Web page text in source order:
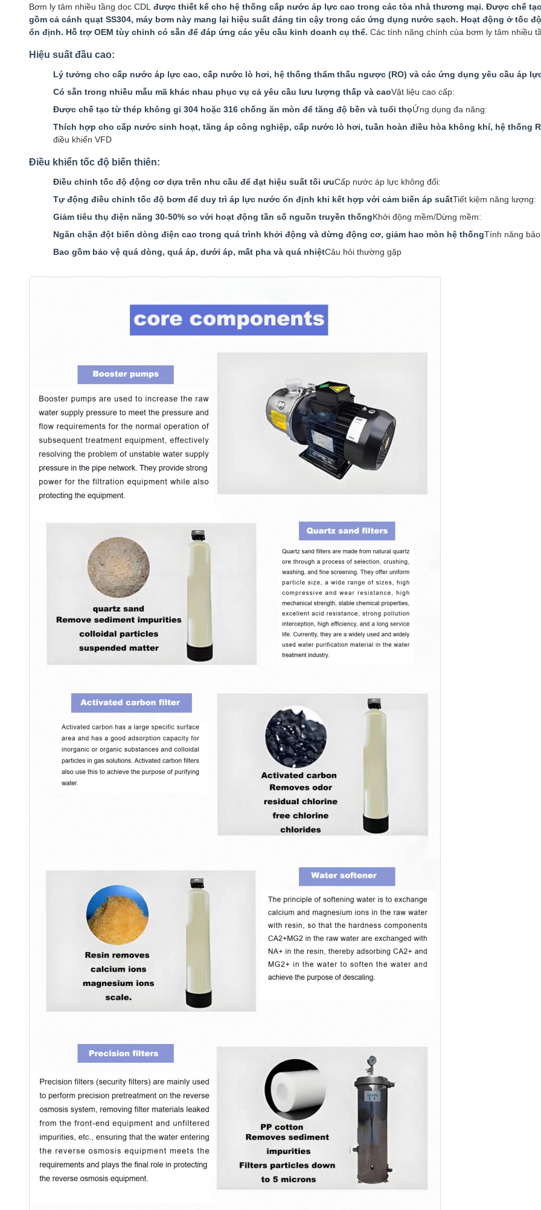
Bơm ly tâm nhiều tầng dọc CDL được thiết kế cho hệ thống cấp nước áp lực cao trong các tòa nhà thương mại. Được chế
gồm cả cánh quạt SS304, máy bơm này mang lại hiệu suất đáng tin cậy trong các ứng dụng nước sạch. Hoạt động ở tốc
ổn định. Hỗ trợ OEM tùy chỉnh có sẵn để đáp ứng các yêu cầu kinh doanh cụ thể. Các tính năng chính của bơm ly tâm nhiều
Hiệu suất đầu cao:
Lý tưởng cho cấp nước áp lực cao, cấp nước lò hơi, hệ thống thẩm thấu ngược (RO) và các ứng dụng yêu cầu áp
Có sẵn trong nhiều mẫu mã khác nhau phục vụ cả yêu cầu lưu lượng thấp và caoVật liệu cao cấp:
Được chế tạo từ thép không gỉ 304 hoặc 316 chống ăn mòn để tăng độ bền và tuổi thọỨng dụng đa năng:
Thích hợp cho cấp nước sinh hoạt, tăng áp công nghiệp, cấp nước lò hơi, tuần hoàn điều hòa không khí, hệ thống
điều khiển VFD
Điều khiển tốc độ biến thiên:
Điều chỉnh tốc độ động cơ dựa trên nhu cầu để đạt hiệu suất tối ưuCấp nước áp lực không đổi:
Tự động điều chỉnh tốc độ bơm để duy trì áp lực nước ổn định khi kết hợp với cảm biến áp suấtTiết kiệm năng lượng:
Giảm tiêu thụ điện năng 30-50% so với hoạt động tần số nguồn truyền thốngKhởi động mềm/Dừng mềm:
Ngăn chặn đột biến dòng điện cao trong quá trình khởi động và dừng động cơ, giảm hao mòn hệ thốngTính năng
Bao gồm bảo vệ quá dòng, quá áp, dưới áp, mất pha và quá nhiệtCâu hỏi thường gặp